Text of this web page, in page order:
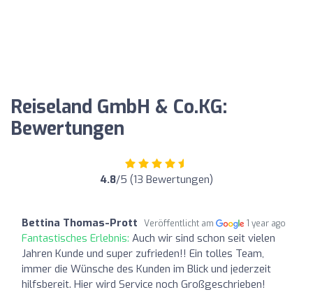
Reiseland GmbH & Co.KG:
Bewertungen
4.8/5 (13 Bewertungen)
Bettina Thomas-Prott Veröffentlicht am 1 year ago
Fantastisches Erlebnis: Auch wir sind schon seit vielen
Jahren Kunde und super zufrieden!! Ein tolles Team,
immer die Wünsche des Kunden im Blick und jederzeit
hilfsbereit. Hier wird Service noch Großgeschrieben!